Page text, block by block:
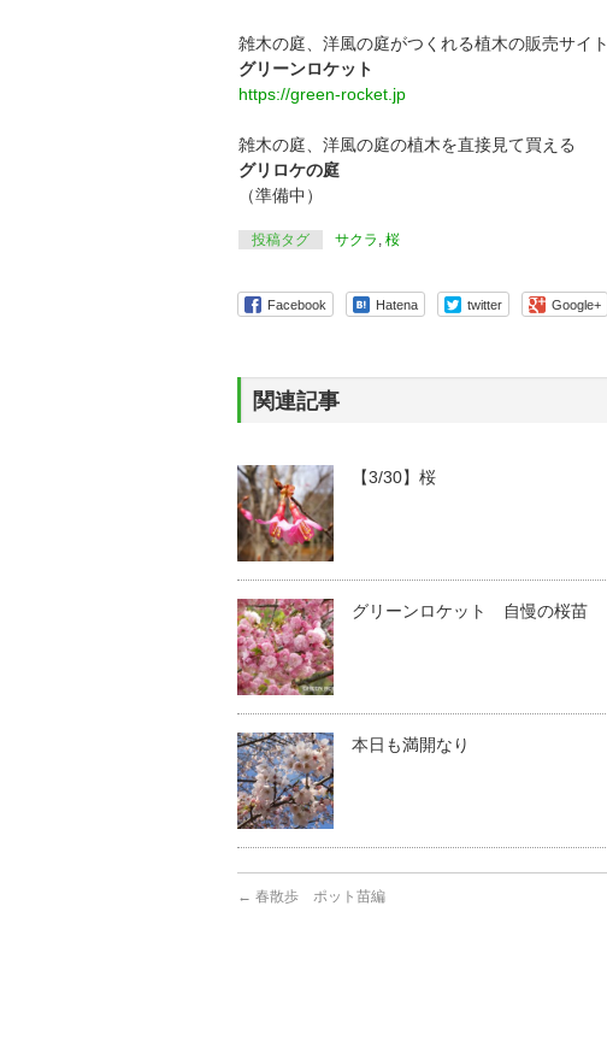
雑木の庭、洋風の庭がつくれる植木の販売サイト
グリーンロケット
https://green-rocket.jp
雑木の庭、洋風の庭の植木を直接見て買える
グリロケの庭
（準備中）
投稿タグ サクラ , 桜
Facebook Hatena twitter Google+
関連記事
【3/30】桜
グリーンロケット 自慢の桜苗
本日も満開なり
← 春散歩 ポット苗編